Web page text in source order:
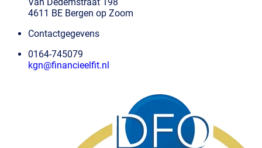
4611 BE Bergen op Zoom
Contactgegevens
0164-745079
kgn@financieelfit.nl